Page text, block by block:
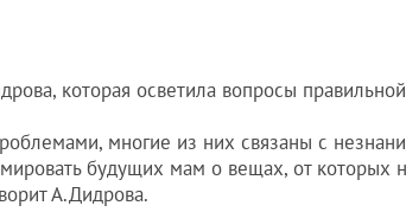
которая осветила вопросы
многие из них связаны с
будущих мам о вещах, от которых
А.Дидрова.